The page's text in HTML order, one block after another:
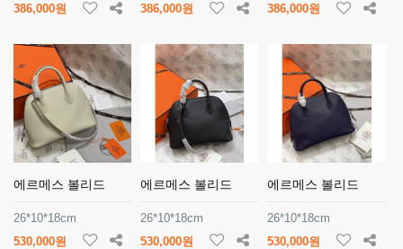
386,000원
386,000원
386,000원
에르메스 볼리드
26*10*18cm
530,000원
에르메스 볼리드
26*10*18cm
530,000원
에르메스 볼리드
26*10*18cm
530,000원